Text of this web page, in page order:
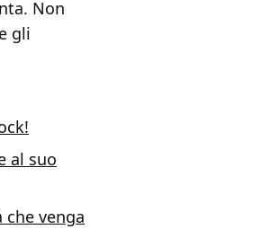
Non
gli
al suo
venga